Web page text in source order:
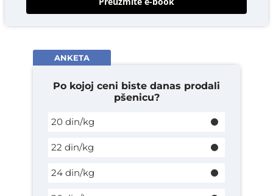
ANKETA
Po kojoj ceni biste danas prodali
pšenicu?
20 din/kg
22 din/kg
24 din/kg